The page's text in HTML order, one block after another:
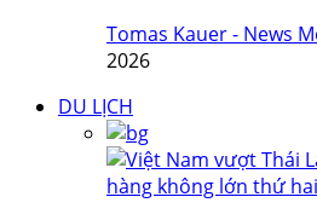
Tomas Kauer - News
2026
DU LỊCH